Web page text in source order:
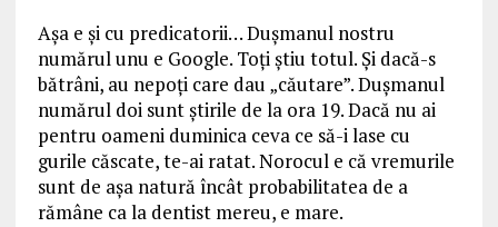
Așa e și cu predicatorii… Dușmanul nostru
numărul unu e Google. Toți știu totul. Și dacă-s
bătrâni, au nepoți care dau „căutare”. Dușmanul
numărul doi sunt știrile de la ora 19. Dacă nu ai
pentru oameni duminica ceva ce să-i lase cu
gurile căscate, te-ai ratat. Norocul e că vremurile
sunt de așa natură încât probabilitatea de a
rămâne ca la dentist mereu, e mare.